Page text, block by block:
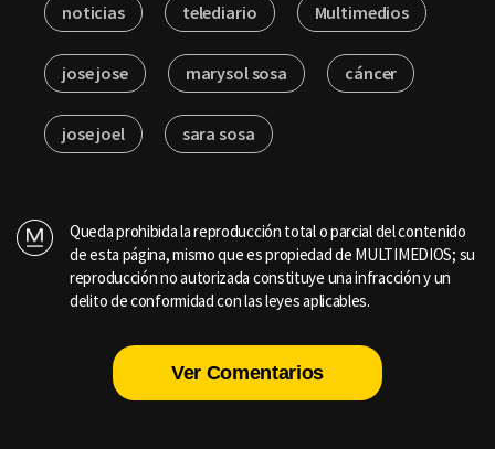
noticias telediario Multimedios
jose jose marysol sosa cáncer
jose joel sara sosa
Queda prohibida la reproducción total o parcial del contenido
de esta página, mismo que es propiedad de MULTIMEDIOS; su
reproducción no autorizada constituye una infracción y un
delito de conformidad con las leyes aplicables.
Ver Comentarios